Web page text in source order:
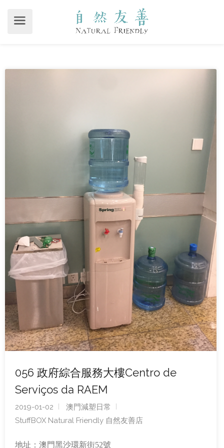
056 政府綜合服務大樓Centro de
Serviços da RAEM
2019-01-02
澳門減塑日常
StuffBOX Natural Friendly 自然友善店
地址：澳門黑沙環新街52號